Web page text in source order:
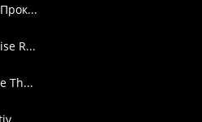
R...
Th...